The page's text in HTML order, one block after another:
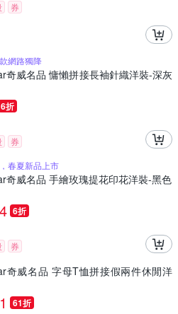
券
網路獨降
奇威名品 慵懶拼接長袖針織洋裝-深灰
6折
券
春夏新品上市
奇威名品 手繪玫瑰提花印花洋裝-黑色
6折
券
奇威名品 字母T恤拼接假兩件休閒洋
61折